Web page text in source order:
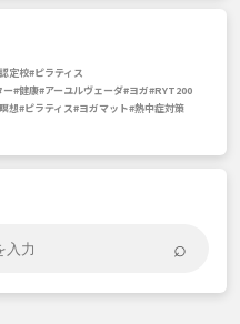
定校#ピラティス
ー#健康#アーユルヴェーダ#ヨガ#RYT200
想#ピラティス#ヨガマット#熱中症対策
⌕